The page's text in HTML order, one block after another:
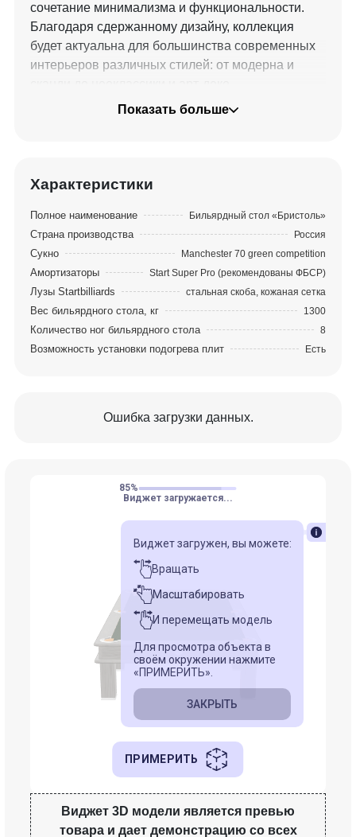
сочетание минимализма и функциональности.
Благодаря сдержанному дизайну, коллекция
будет актуальна для большинства современных
интерьеров различных стилей: от модерна и
Центральным объектом коллекции
премиального класса. В основу образа модели
легли простота и лаконичность форм. Никакого
декора, только четкий силуэт и благородные
материалы.
Сочетая в себе строгость линий, элегантность
форм и чистоту выкрасок, мебель коллекции
Бристоль гармонично дополняет стол и
формирует комфортную и современную
бильярдную зону. Многообразие цветового
Показать больше
Характеристики
Полное наименование Бильярдный стол «Бристоль»
Страна производства Россия
Сукно Manchester 70 green competition
Амортизаторы Start Super Pro (рекомендованы ФБСР)
Лузы Startbilliards стальная скоба, кожаная сетка
Вес бильярдного стола, кг 1300
Количество ног бильярдного стола 8
Возможность установки подогрева плит Есть
Ошибка загрузки данных.
Виджет 3D модели является превью
товара и дает демонстрацию со всех